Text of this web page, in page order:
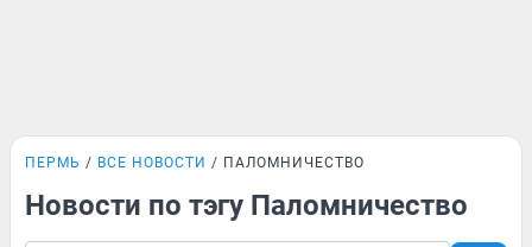
ПЕРМЬ ВСЕ НОВОСТИ ПАЛОМНИЧЕСТВО
Новости по тэгу Паломничество